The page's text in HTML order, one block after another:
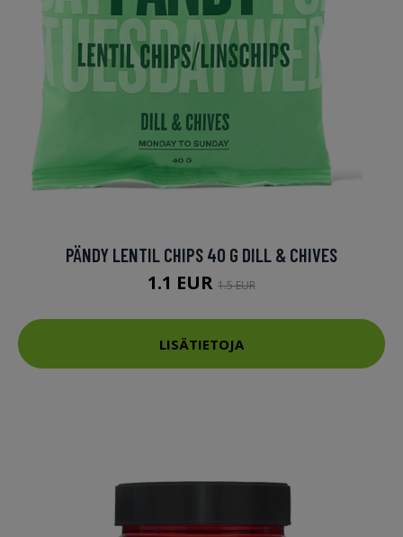
PÄNDY LENTIL CHIPS 40 G DILL & CHIVES
1.1 EUR 1.5 EUR
LISÄTIETOJA